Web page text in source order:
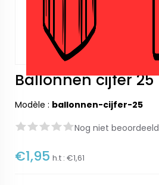
Ballonnen cijfer 25
Modèle : ballonnen-cijfer-25
Nog niet beoordeeld
€1,95 h.t : €1,61